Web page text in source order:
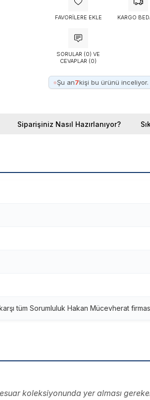
FAVORILERE EKLE KARGO
SORULAR (0) VE
CEVAPLAR (0)
●Şu an7kişi bu ürünü inceliyor.
Siparişiniz Nasıl Hazırlanıyor?
koleksiyonunda yer alması
tüm Sorumluluk Hakan Mücevherat